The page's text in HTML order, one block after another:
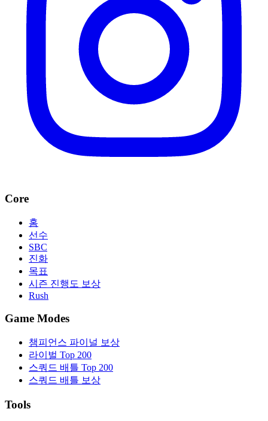
Core
홈
선수
SBC
진화
목표
시즌 진행도 보상
Rush
Game Modes
챔피언스 파이널 보상
라이벌 Top 200
스쿼드 배틀 Top 200
스쿼드 배틀 보상
Tools